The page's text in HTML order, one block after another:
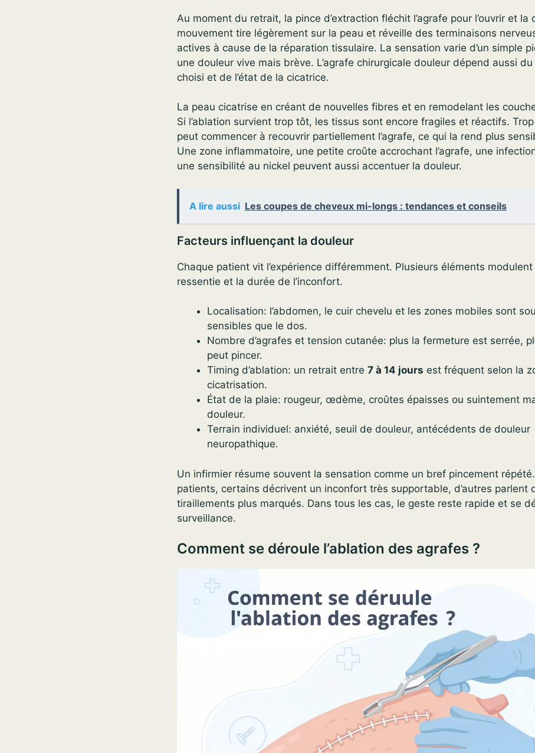
Au moment du retrait, la pince d’extraction fléchit l’agrafe pour l’ouvrir et la
mouvement tire légèrement sur la peau et réveille des terminaisons
actives à cause de la réparation tissulaire. La sensation varie d’un simple
une douleur vive mais brève. L’agrafe chirurgicale douleur dépend aussi
choisi et de l’état de la cicatrice.
La peau cicatrise en créant de nouvelles fibres et en remodelant les
Si l’ablation survient trop tôt, les tissus sont encore fragiles et réactifs.
peut commencer à recouvrir partiellement l’agrafe, ce qui la rend plus
Une zone inflammatoire, une petite croûte accrochant l’agrafe, une
une sensibilité au nickel peuvent aussi accentuer la douleur.
A lire aussi Les coupes de cheveux mi-longs : tendances et conseils
Facteurs influençant la douleur
Chaque patient vit l’expérience différemment. Plusieurs éléments modulent
ressentie et la durée de l’inconfort.
Localisation: l’abdomen, le cuir chevelu et les zones mobiles sont
sensibles que le dos.
Nombre d’agrafes et tension cutanée: plus la fermeture est serrée,
peut pincer.
Timing d’ablation: un retrait entre 7 à 14 jours est fréquent selon la
cicatrisation.
État de la plaie: rougeur, œdème, croûtes épaisses ou suintement
douleur.
Terrain individuel: anxiété, seuil de douleur, antécédents de douleur
neuropathique.
Un infirmier résume souvent la sensation comme un bref pincement
patients, certains décrivent un inconfort très supportable, d’autres parlent
tiraillements plus marqués. Dans tous les cas, le geste reste rapide et se
surveillance.
Comment se déroule l’ablation des agrafes ?